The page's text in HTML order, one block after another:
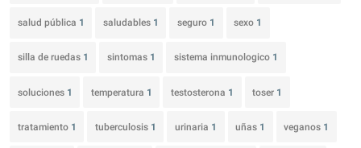
salud pública 1 saludables 1 seguro 1 sexo 1
silla de ruedas 1 sintomas 1 sistema inmunologico 1
soluciones 1 temperatura 1 testosterona 1 toser 1
tratamiento 1 tuberculosis 1 urinaria 1 uñas 1 veganos 1